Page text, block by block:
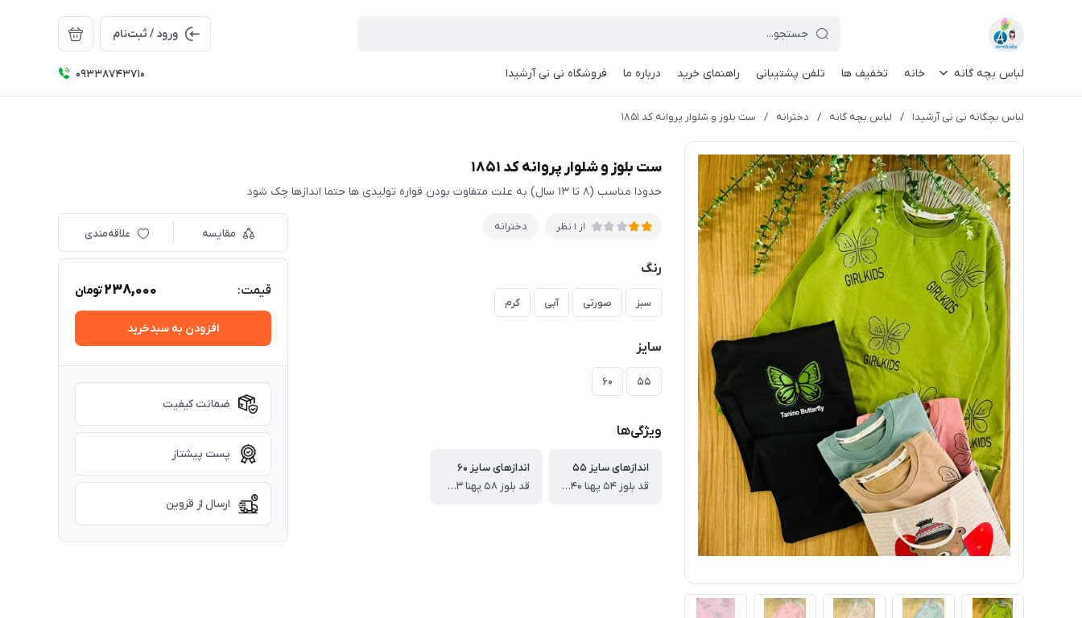
ورود / ثبت‌نام
لباس بچه گانه خانه تخفیف ها تلفن پشتیبانی راهنمای خرید درباره ما فروشگاه نی نی آرشیدا 09338743710
لباس بچگانه نی نی آرشیدا / لباس بچه گانه / دخترانه / ست بلوز و شلوار پروانه کد ۱۸۵۱
ست بلوز و شلوار پروانه کد ۱۸۵۱
حدودا مناسب (۸ تا ۱۳ سال) به علت متفاوت بودن قواره تولیدی ها حتما اندازها چک شود
از 1 نظر دخترانه
رنگ
سبز صورتی آبی کرم
سایز
۵۵ ۶۰
ویژگی‌ها
اندازهای سایز ۵۵
قد بلوز ۵۴ پهنا ۴۰ قد آستین ۴۶ ، قد شلوار ۷۸ سانت
اندازهای سایز ۶۰
قد بلوز ۵۸ پهنا ۴۳ قد آستین ۵۳ ، قد شلوار ۸۲ سانت
مقایسه علاقه‌مندی
قیمت: 238,000تومان
افزودن به سبدخرید
ضمانت کیفیت
پست پیشتاز
ارسال از قزوین